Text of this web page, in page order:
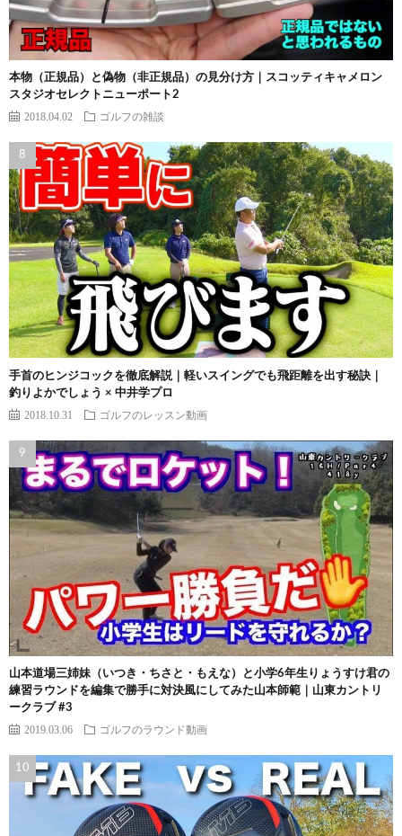
本物（正規品）と偽物（非正規品）の見分け方｜スコッティキャメロン
スタジオセレクトニューポート2
2018.04.02 ゴルフの雑談
手首のヒンジコックを徹底解説｜軽いスイングでも飛距離を出す秘訣｜
釣りよかでしょう × 中井学プロ
2018.10.31 ゴルフのレッスン動画
山本道場三姉妹（いつき・ちさと・もえな）と小学6年生りょうすけ君の
練習ラウンドを編集で勝手に対決風にしてみた山本師範｜山東カントリ
ークラブ #3
2019.03.06 ゴルフのラウンド動画